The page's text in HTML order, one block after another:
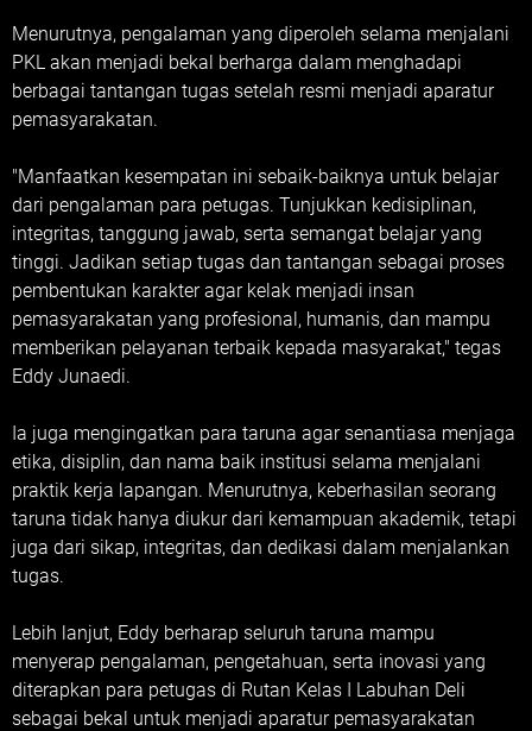
Menurutnya, pengalaman yang diperoleh selama menjalani
PKL akan menjadi bekal berharga dalam menghadapi
berbagai tantangan tugas setelah resmi menjadi aparatur
pemasyarakatan.
"Manfaatkan kesempatan ini sebaik-baiknya untuk belajar
dari pengalaman para petugas. Tunjukkan kedisiplinan,
integritas, tanggung jawab, serta semangat belajar yang
tinggi. Jadikan setiap tugas dan tantangan sebagai proses
pembentukan karakter agar kelak menjadi insan
pemasyarakatan yang profesional, humanis, dan mampu
memberikan pelayanan terbaik kepada masyarakat," tegas
Eddy Junaedi.
Ia juga mengingatkan para taruna agar senantiasa menjaga
etika, disiplin, dan nama baik institusi selama menjalani
praktik kerja lapangan. Menurutnya, keberhasilan seorang
taruna tidak hanya diukur dari kemampuan akademik, tetapi
juga dari sikap, integritas, dan dedikasi dalam menjalankan
tugas.
Lebih lanjut, Eddy berharap seluruh taruna mampu
menyerap pengalaman, pengetahuan, serta inovasi yang
diterapkan para petugas di Rutan Kelas I Labuhan Deli
sebagai bekal untuk menjadi aparatur pemasyarakatan